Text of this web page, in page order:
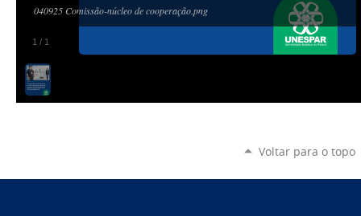
1 / 1
040925 Comissão-núcleo de cooperação.png
Voltar para o topo